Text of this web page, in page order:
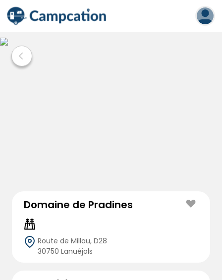
Domaine de Pradines
Route de Millau, D28
30750 Lanuéjols